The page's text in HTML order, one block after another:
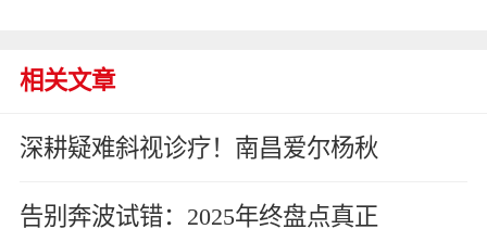
相关文章
深耕疑难斜视诊疗！南昌爱尔杨秋
告别奔波试错：2025年终盘点真正